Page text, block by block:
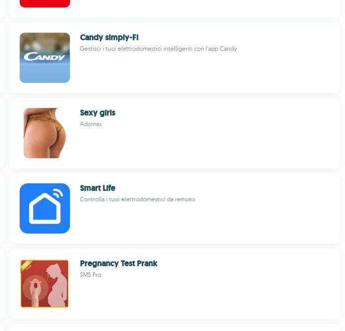
Candy simply-Fi
Gestisci i tuoi elettrodomestici intelligenti con l'app Candy
Sexy girls
Adomas
Smart Life
Controlla i tuoi elettrodomestici da remoto
Pregnancy Test Prank
SMS Pro